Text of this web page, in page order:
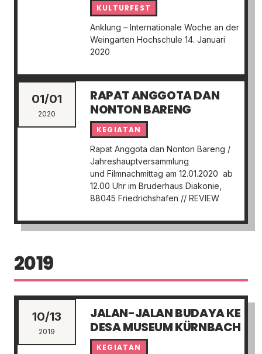
KULTURFEST
Anklung – Internationale Woche an der
Weingarten Hochschule 14. Januari
2020
01/01
2020
RAPAT ANGGOTA DAN
NONTON BARENG
KEGIATAN
Rapat Anggota dan Nonton Bareng /
Jahreshauptversammlung
und Filmnachmittag am 12.01.2020 ab
12.00 Uhr im Bruderhaus Diakonie,
88045 Friedrichshafen // REVIEW
2019
10/13
2019
JALAN-JALAN BUDAYA KE
DESA MUSEUM KÜRNBACH
KEGIATAN